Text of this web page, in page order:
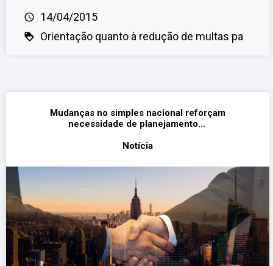
14/04/2015
Orientação quanto à redução de multas pa
Mudanças no simples nacional reforçam
necessidade de planejamento...
Notícia